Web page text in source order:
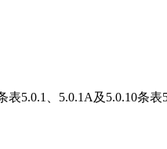
表5.0.1、5.0.1A及5.0.10